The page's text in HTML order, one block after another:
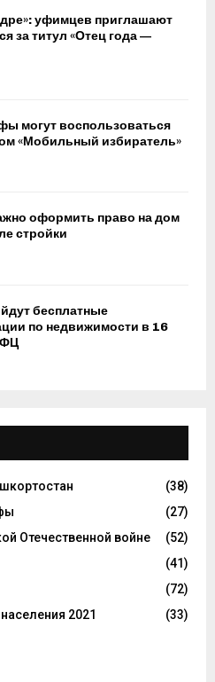
уфимцев приглашают
за титул «Отец года —
могут воспользоваться
«Мобильный избиратель»
оформить право на дом
стройки
бесплатные
по недвижимости в 16
(38)
(27)
Отечественной войне
(52)
(41)
(72)
2021
(33)